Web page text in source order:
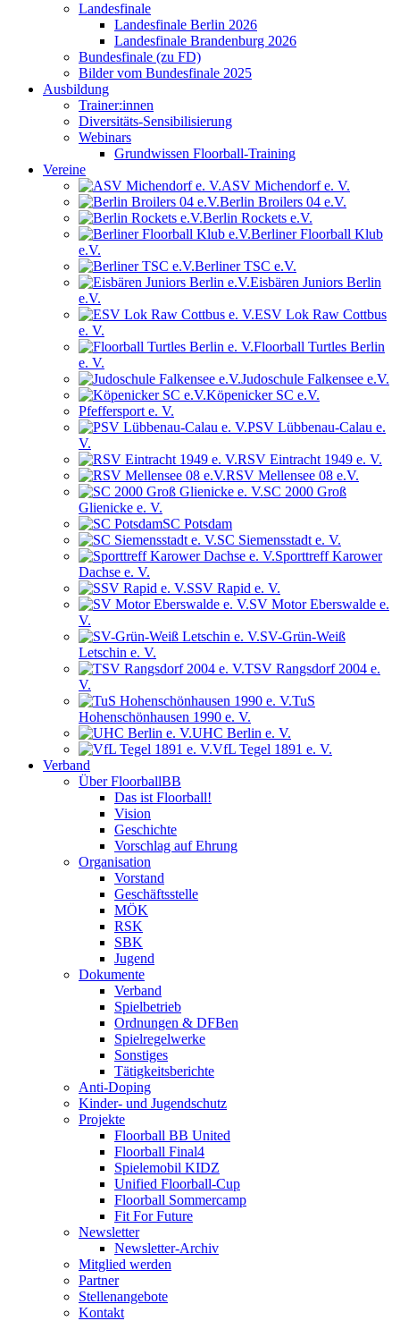
Landesfinale
Landesfinale Berlin 2026
Landesfinale Brandenburg 2026
Bundesfinale (zu FD)
Bilder vom Bundesfinale 2025
Ausbildung
Trainer:innen
Diversitäts-Sensibilisierung
Webinars
Grundwissen Floorball-Training
Vereine
ASV Michendorf e. V.
Berlin Broilers 04 e.V.
Berlin Rockets e.V.
Berliner Floorball Klub
e.V.
Berliner TSC e.V.
Eisbären Juniors Berlin
e.V.
ESV Lok Raw Cottbus
e. V.
Floorball Turtles Berlin
e. V.
Judoschule Falkensee e.V.
Köpenicker SC e.V.
Pfeffersport e. V.
PSV Lübbenau-Calau e.
V.
RSV Eintracht 1949 e. V.
RSV Mellensee 08 e.V.
SC 2000 Groß
Glienicke e. V.
SC Potsdam
SC Siemensstadt e. V.
Sporttreff Karower
Dachse e. V.
SSV Rapid e. V.
SV Motor Eberswalde e.
V.
SV-Grün-Weiß
Letschin e. V.
TSV Rangsdorf 2004 e.
V.
TuS
Hohenschönhausen 1990 e. V.
UHC Berlin e. V.
VfL Tegel 1891 e. V.
Verband
Über FloorballBB
Das ist Floorball!
Vision
Geschichte
Vorschlag auf Ehrung
Organisation
Vorstand
Geschäftsstelle
MÖK
RSK
SBK
Jugend
Dokumente
Verband
Spielbetrieb
Ordnungen & DFBen
Spielregelwerke
Sonstiges
Tätigkeitsberichte
Anti-Doping
Kinder- und Jugendschutz
Projekte
Floorball BB United
Floorball Final4
Spielemobil KIDZ
Unified Floorball-Cup
Floorball Sommercamp
Fit For Future
Newsletter
Newsletter-Archiv
Mitglied werden
Partner
Stellenangebote
Kontakt